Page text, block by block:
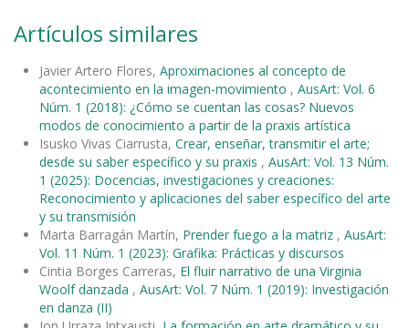
Artículos similares
Javier Artero Flores, Aproximaciones al concepto de
acontecimiento en la imagen-movimiento , AusArt: Vol. 6
Núm. 1 (2018): ¿Cómo se cuentan las cosas? Nuevos
modos de conocimiento a partir de la praxis artística
Isusko Vivas Ciarrusta, Crear, enseñar, transmitir el arte;
desde su saber específico y su praxis , AusArt: Vol. 13 Núm.
1 (2025): Docencias, investigaciones y creaciones:
Reconocimiento y aplicaciones del saber específico del arte
y su transmisión
Marta Barragán Martín, Prender fuego a la matriz , AusArt:
Vol. 11 Núm. 1 (2023): Grafika: Prácticas y discursos
Cintia Borges Carreras, El fluir narrativo de una Virginia
Woolf danzada , AusArt: Vol. 7 Núm. 1 (2019): Investigación
en danza (II)